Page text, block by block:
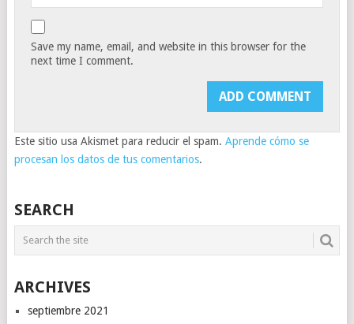
Save my name, email, and website in this browser for the
next time I comment.
Este sitio usa Akismet para reducir el spam. Aprende cómo se
procesan los datos de tus comentarios.
SEARCH
ARCHIVES
septiembre 2021